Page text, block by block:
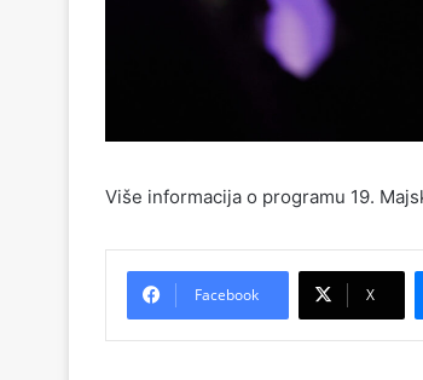
Više informacija o programu 19.
Facebook X